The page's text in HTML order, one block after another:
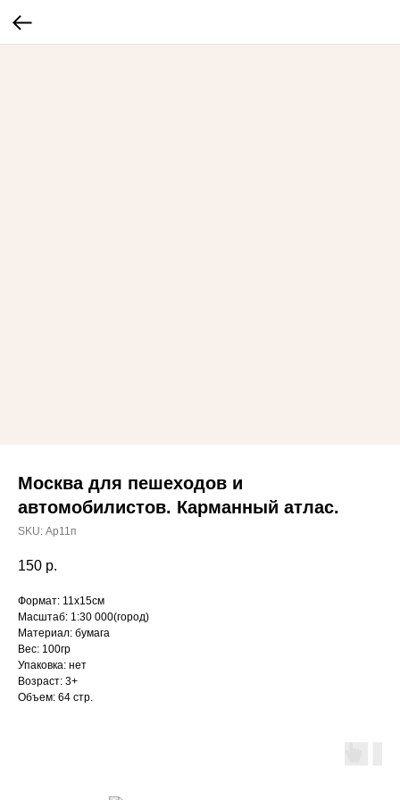
Москва для пешеходов и
автомобилистов. Карманный атлас.
SKU: Ар11п
150 р.
Формат: 11х15см
Масштаб: 1:30 000(город)
Материал: бумага
Вес: 100гр
Упаковка: нет
Возраст: 3+
Объем: 64 стр.